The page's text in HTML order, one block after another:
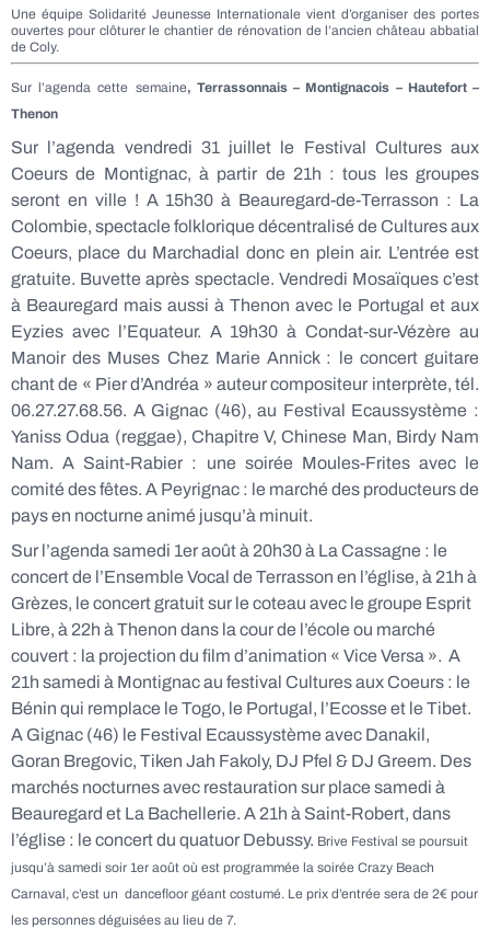
Une équipe Solidarité Jeunesse Internationale vient d’organiser des portes
ouvertes pour clôturer le chantier de rénovation de l’ancien château abbatial
de Coly.
Sur l’agenda cette semaine, Terrassonnais – Montignacois – Hautefort –
Thenon
Sur l’agenda vendredi 31 juillet le Festival Cultures aux
Coeurs de Montignac, à partir de 21h : tous les groupes
seront en ville ! A 15h30 à Beauregard-de-Terrasson : La
Colombie, spectacle folklorique décentralisé de Cultures aux
Coeurs, place du Marchadial donc en plein air. L’entrée est
gratuite. Buvette après spectacle. Vendredi Mosaïques c’est
à Beauregard mais aussi à Thenon avec le Portugal et aux
Eyzies avec l’Equateur. A 19h30 à Condat-sur-Vézère au
Manoir des Muses Chez Marie Annick : le concert guitare
chant de « Pier d’Andréa » auteur compositeur interprète, tél.
06.27.27.68.56. A Gignac (46), au Festival Ecaussystème :
Yaniss Odua (reggae), Chapitre V, Chinese Man, Birdy Nam
Nam. A Saint-Rabier : une soirée Moules-Frites avec le
comité des fêtes. A Peyrignac : le marché des producteurs de
pays en nocturne animé jusqu’à minuit.
Sur l’agenda samedi 1er août à 20h30 à La Cassagne : le
concert de l’Ensemble Vocal de Terrasson en l’église, à 21h à
Grèzes, le concert gratuit sur le coteau avec le groupe Esprit
Libre, à 22h à Thenon dans la cour de l’école ou marché
couvert : la projection du film d’animation « Vice Versa ». A
21h samedi à Montignac au festival Cultures aux Coeurs : le
Bénin qui remplace le Togo, le Portugal, l’Ecosse et le Tibet.
A Gignac (46) le Festival Ecaussystème avec Danakil,
Goran Bregovic, Tiken Jah Fakoly, DJ Pfel & DJ Greem. Des
marchés nocturnes avec restauration sur place samedi à
Beauregard et La Bachellerie. A 21h à Saint-Robert, dans
l’église : le concert du quatuor Debussy. Brive Festival se poursuit
jusqu’à samedi soir 1er août où est programmée la soirée Crazy Beach
Carnaval, c’est un dancefloor géant costumé. Le prix d’entrée sera de 2€ pour
les personnes déguisées au lieu de 7.